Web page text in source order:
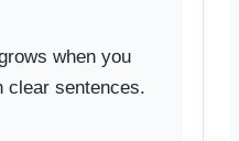
when you
clear sentences.